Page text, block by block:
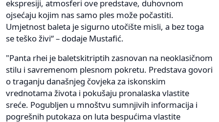
ekspresiji, atmosferi ove predstave, duhovnom
ojsećaju kojim nas samo ples može počastiti.
Umjetnost baleta je sigurno utočište misli, a bez toga
se teško živi“ – dodaje Mustafić.
"Panta rhei je baletskitriptih zasnovan na neoklasičnom
stilu i savremenom plesnom pokretu. Predstava govori
o traganju današnjeg čovjeka za iskonskim
vrednotama života i pokušaju pronalaska vlastite
sreće. Pogubljen u mnoštvu sumnjivih informacija i
pogrešnih putokaza on luta bespućima vlastite